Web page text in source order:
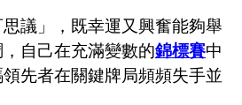
議」，既幸運又興奮能夠舉
自己在充滿變數的錦標賽中
先者在關鍵牌局頻頻失手並